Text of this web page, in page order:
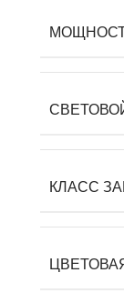
КЛАСС